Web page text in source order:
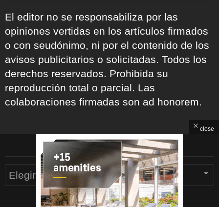
El editor no se responsabiliza por las
opiniones vertidas en los artículos firmados
o con seudónimo, ni por el contenido de los
avisos publicitarios o solicitadas. Todos los
derechos reservados. Prohibida su
reproducción total o parcial. Las
colaboraciones firmadas son ad honorem.
ARCHIVOS
Archivos
close